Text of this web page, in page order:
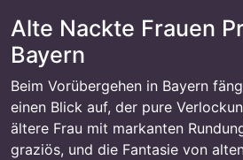
Alte Nackte Frauen
Bayern
Beim Vorübergehen in Bayern
einen Blick auf, der pure
ältere Frau mit markanten
graziös, und die Fantasie von